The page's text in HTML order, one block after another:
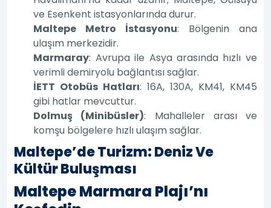
ve Esenkent istasyonlarında durur.
Maltepe Metro İstasyonu: Bölgenin ana
ulaşım merkezidir.
Marmaray: Avrupa ile Asya arasında hızlı ve
verimli demiryolu bağlantısı sağlar.
İETT Otobüs Hatları: 16A, 130A, KM41, KM45
gibi hatlar mevcuttur.
Dolmuş (Minibüsler): Mahalleler arası ve
komşu bölgelere hızlı ulaşım sağlar.
Maltepe’de Turizm: Deniz Ve
Kültür Buluşması
Maltepe Marmara Plajı’nı